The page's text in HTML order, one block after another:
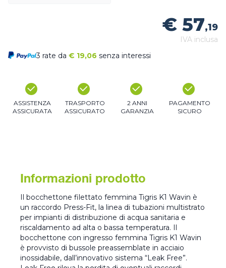
€ 57,19
IVA inclusa
3 rate da € 19,06 senza interessi
ASSISTENZA
ASSICURATA
TRASPORTO
ASSICURATO
2 ANNI
GARANZIA
PAGAMENTO
SICURO
Informazioni prodotto
Il bocchettone filettato femmina Tigris K1 Wavin è
un raccordo Press-Fit, la linea di tubazioni multistrato
per impianti di distribuzione di acqua sanitaria e
riscaldamento ad alta o bassa temperatura. Il
bocchettone con ingresso femmina Tigris K1 Wavin
è provvisto di bussole preassemblate in acciaio
inossidabile, dall’innovativo sistema “Leak Free”.